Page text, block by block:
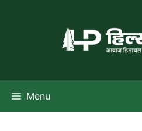
Menu